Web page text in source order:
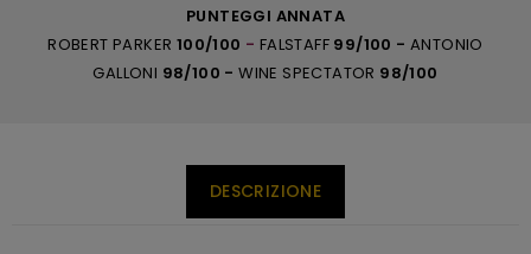
PUNTEGGI ANNATA
ROBERT PARKER 100/100 - FALSTAFF 99/100 - ANTONIO
GALLONI 98/100 - WINE SPECTATOR 98/100
DESCRIZIONE